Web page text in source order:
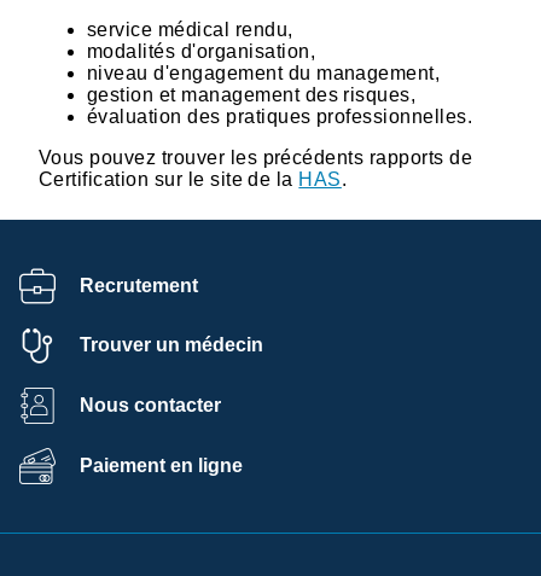
service médical rendu,
modalités d'organisation,
niveau d'engagement du management,
gestion et management des risques,
évaluation des pratiques professionnelles.
Vous pouvez trouver les précédents rapports de
Certification sur le site de la HAS.
Recrutement
Trouver un médecin
Nous contacter
Paiement en ligne